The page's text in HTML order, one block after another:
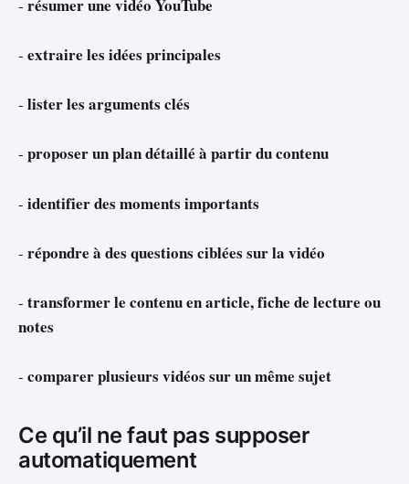
- résumer une vidéo YouTube
- extraire les idées principales
- lister les arguments clés
- proposer un plan détaillé à partir du contenu
- identifier des moments importants
- répondre à des questions ciblées sur la vidéo
- transformer le contenu en article, fiche de lecture ou
notes
- comparer plusieurs vidéos sur un même sujet
Ce qu’il ne faut pas supposer
automatiquement